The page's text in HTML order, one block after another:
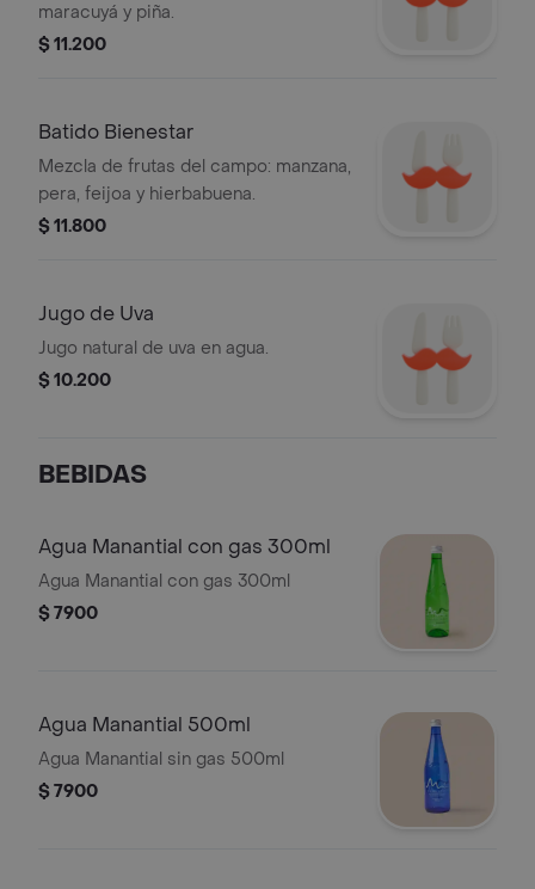
maracuyá y piña.
$ 11.200
Batido Bienestar
Mezcla de frutas del campo: manzana,
pera, feijoa y hierbabuena.
$ 11.800
Jugo de Uva
Jugo natural de uva en agua.
$ 10.200
BEBIDAS
Agua Manantial con gas 300ml
Agua Manantial con gas 300ml
$ 7900
Agua Manantial 500ml
Agua Manantial sin gas 500ml
$ 7900